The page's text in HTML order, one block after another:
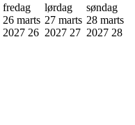
fredag
26 marts
2027 26
lørdag
27 marts
2027 27
søndag
28 marts
2027 28